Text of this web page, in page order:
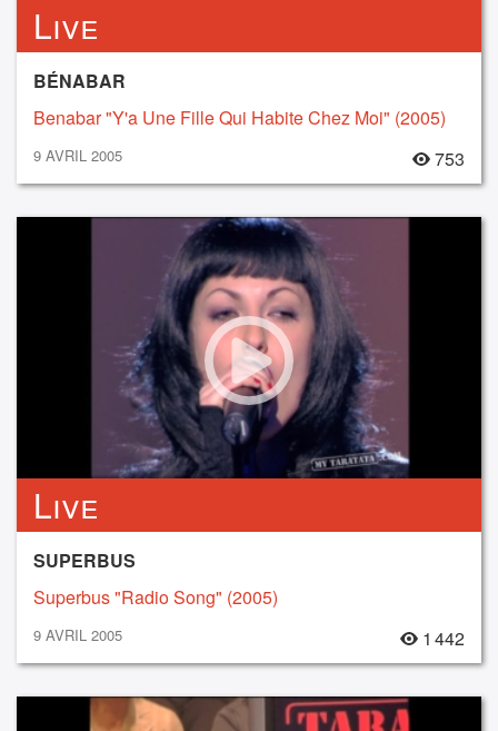
Live
BÉNABAR
Benabar "Y'a Une Fille Qui Habite Chez Moi" (2005)
9 AVRIL 2005 753
Live
SUPERBUS
Superbus "Radio Song" (2005)
9 AVRIL 2005 1 442